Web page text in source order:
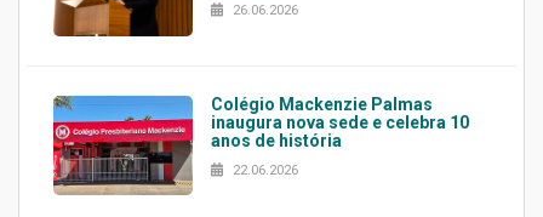
26.06.2026
Colégio Mackenzie Palmas
inaugura nova sede e celebra 10
anos de história
22.06.2026